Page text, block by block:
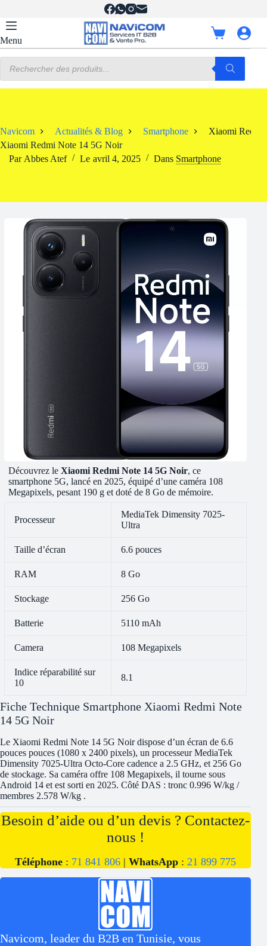
contenu
Menu
Panier
d’achat
produits
Navicom Actualités & Blog Smartphone
Xiaomi
Xiaomi Redmi Note 14 5G Noir
Par Abbes Atef Le avril 4, 2025 Dans Smartphone
Découvrez leXiaomi Redmi Note 14 5G Noir, ce
smartphone 5G, lancé en 2025, équipé d’une caméra 108
Megapixels, pesant 190 g et doté de 8 Go de mémoire.
Processeur
MediaTek Dimensity 7025-
Ultra
Taille d’écran 6.6 pouces
RAM 8 Go
Stockage 256 Go
Batterie 5110 mAh
Camera 108 Megapixels
Indice réparabilité sur
10
8.1
Fiche Technique Smartphone Xiaomi Redmi Note
14 5G Noir
Le Xiaomi Redmi Note 14 5G Noir dispose d’un écran de 6.6
pouces pouces (1080 x 2400 pixels), un processeur MediaTek
Dimensity 7025-Ultra Octo-Core cadence a 2.5 GHz, et 256 Go
de stockage. Sa caméra offre 108 Megapixels, il tourne sous
Android 14 et est sorti en 2025. Côté DAS : tronc 0.996 W/kg /
membres 2.578 W/kg .
Besoin d’aide ou d’un devis ? Contactez-
nous !
Téléphone : 71 841 806 |WhatsApp :21 899 775
Navicom, leader du B2B en Tunisie, vous